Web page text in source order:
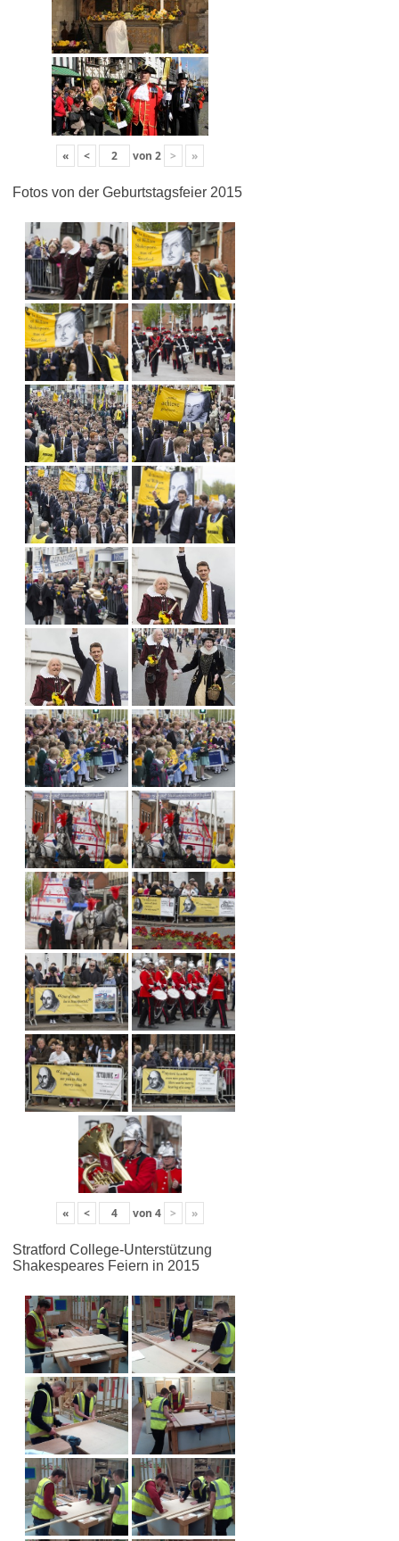
« < von 2 > »
Fotos von der Geburtstagsfeier 2015
« < von 4 > »
Stratford College-Unterstützung
Shakespeares Feiern in 2015